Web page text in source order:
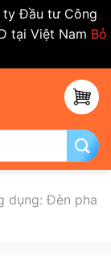
ty Đầu tư Công
tại Việt Nam Bỏ
dụng: Đèn pha